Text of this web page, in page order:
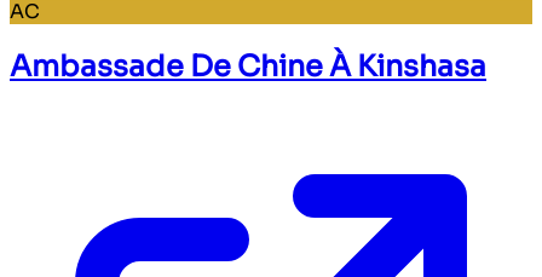
AC
Ambassade De Chine À Kinshasa